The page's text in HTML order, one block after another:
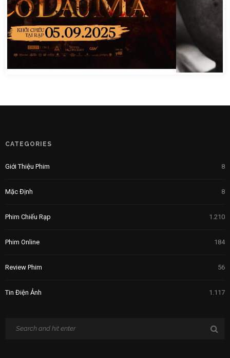
CATEGORIES
Giới Thiệu Phim 8
Mặc Định 8
Phim Chiếu Rạp 1.210
Phim Online 184
Review Phim 56
Tin Điện Ảnh 1.117